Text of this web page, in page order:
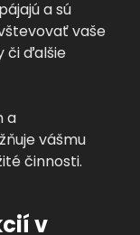
a sú
vaše
či ďalšie
a
vášmu
činnosti.
v